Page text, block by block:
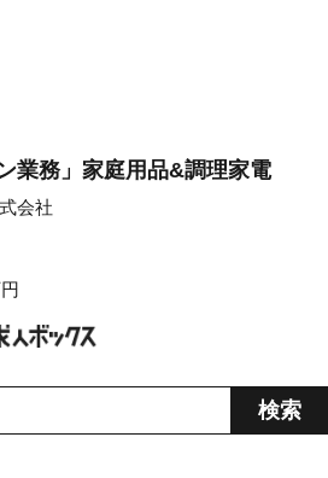
業務」家庭用品&調理家電
会社